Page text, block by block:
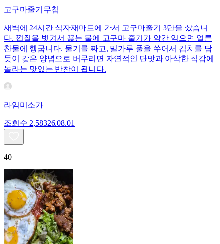
고구마줄기무침
새벽에 24시간 식자재마트에 가서 고구마줄기 3단을 샀습니
다. 껍질을 벗겨서 끓는 물에 고구마 줄기가 약간 익으면 얼른
찬물에 헹굽니다. 물기를 짜고, 밀가루 풀을 쑤어서 김치를 담
듯이 갖은 양념으로 버무리면 자연적인 단맛과 아삭한 식감에
놀라는 맛있는 반찬이 됩니다.
라임미소가
조회수 2,58326.08.01
40